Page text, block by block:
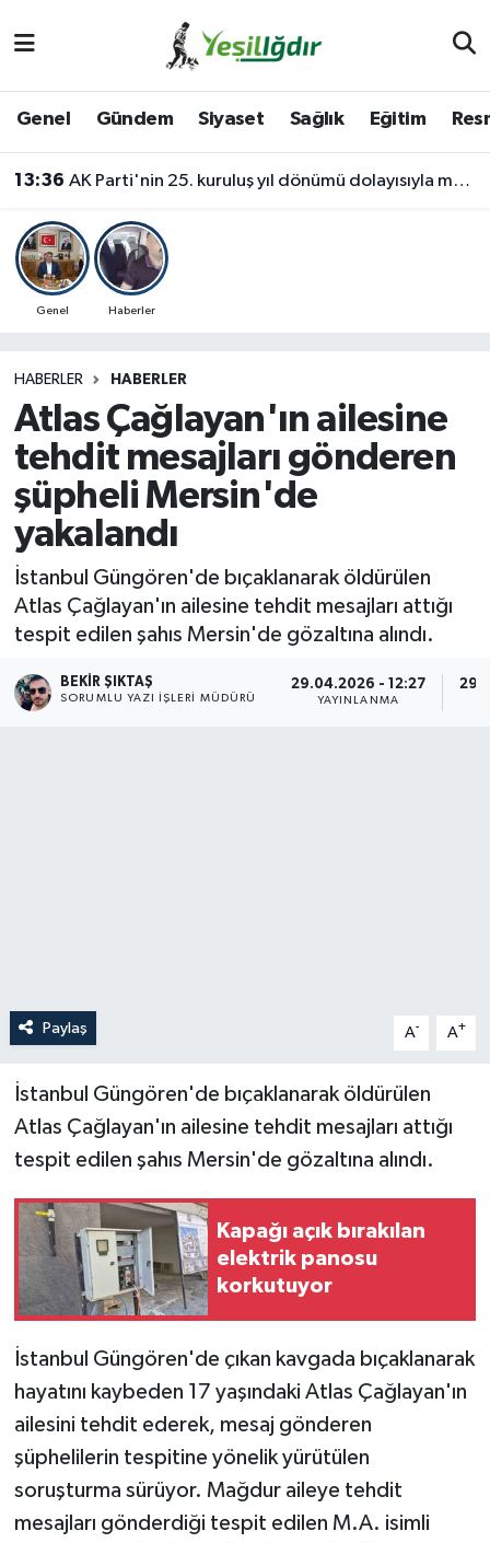
Genel Gündem Siyaset Sağlık Eğitim
13:36 AK Parti'nin 25. kuruluş yıl dönümü dolayısıyla mevlit programı düzenlendi
Genel Haberler
HABERLER HABERLER
Atlas Çağlayan'ın ailesine
tehdit mesajları gönderen
şüpheli Mersin'de
yakalandı
İstanbul Güngören'de bıçaklanarak öldürülen
Atlas Çağlayan'ın ailesine tehdit mesajları attığı
tespit edilen şahıs Mersin'de gözaltına alındı.
BEKIR ŞIKTAŞ
SORUMLU YAZI İŞLERI MÜDÜRÜ
29.04.2026 - 12:27
YAYINLANMA
Paylaş A- A+
İstanbul Güngören'de bıçaklanarak öldürülen
Atlas Çağlayan'ın ailesine tehdit mesajları attığı
tespit edilen şahıs Mersin'de gözaltına alındı.
Kapağı açık bırakılan
elektrik panosu
korkutuyor
İstanbul Güngören'de çıkan kavgada bıçaklanarak
hayatını kaybeden 17 yaşındaki Atlas Çağlayan'ın
ailesini tehdit ederek, mesaj gönderen
şüphelilerin tespitine yönelik yürütülen
soruşturma sürüyor. Mağdur aileye tehdit
mesajları gönderdiği tespit edilen M.A. isimli
Iğdır Trafik Yoğunluk Haritası
Süper Lig Puan Durumu ve Fikstür
Son Dakika Haberleri
Haber Arşivi